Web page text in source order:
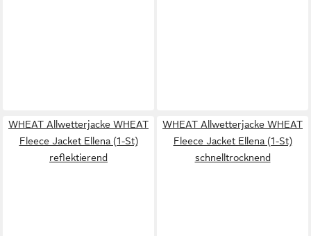
WHEAT Allwetterjacke WHEAT
Fleece Jacket Ellena (1-St)
reflektierend
WHEAT Allwetterjacke WHEAT
Fleece Jacket Ellena (1-St)
schnelltrocknend